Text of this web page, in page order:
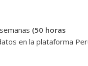
(50 horas
en la plataforma